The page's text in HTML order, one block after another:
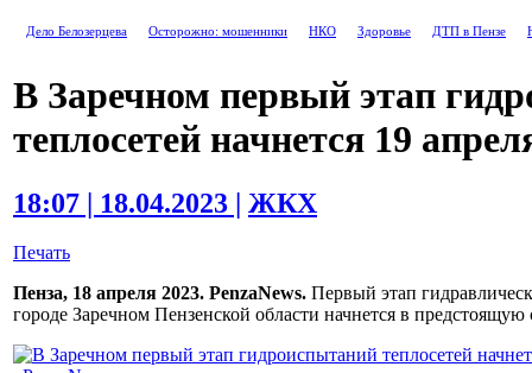
Дело Белозерцева Осторожно: мошенники НКО Здоровье ДТП в Пензе
В Заречном первый этап
теплосетей начнется 19
18:07 | 18.04.2023 | ЖКХ
Печать
Пенза, 18 апреля 2023. PenzaNews. Первый этап
городе Заречном Пензенской области начнется в предстоящую